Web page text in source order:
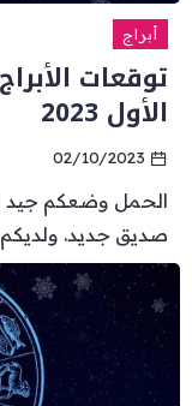
أبراج
الأول 2023
02/10/2023
الحمل وضعكم جيد
صديق جديد.